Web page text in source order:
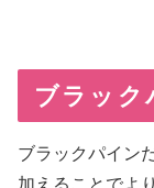
ブラック
ブラックパイン
加えることでよ